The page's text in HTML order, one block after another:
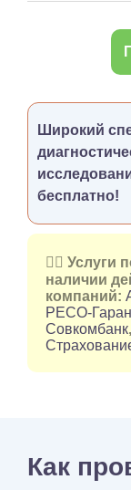
Широкий
бесплатно!
👉🏻
наличии
компаний:
РЕСО-
Совкомбанк,
Как